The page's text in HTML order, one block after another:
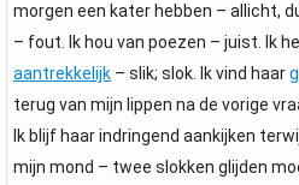
morgen een kater hebben – allicht,
– fout. Ik hou van poezen – juist. Ik
aantrekkelijk – slik; slok. Ik vind haar
terug van mijn lippen na de vorige
Ik blijf haar indringend aankijken
mijn mond – twee slokken glijden